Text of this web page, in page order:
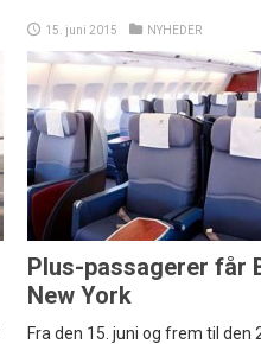
15. juni 2015 NYHEDER
Plus-passagerer får
New York
Fra den 15. juni og frem til den